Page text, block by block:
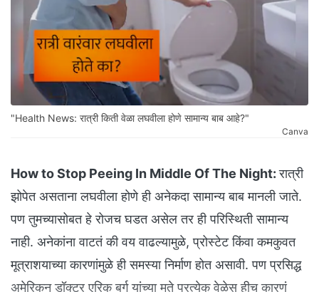
"Health News: रात्री किती वेळा लघवीला होणे सामान्य बाब आहे?"
Canva
How to Stop Peeing In Middle Of The Night:रात्री
झोपेत असताना लघवीला होणे ही अनेकदा सामान्य बाब मानली जाते.
पण तुमच्यासोबत हे रोजच घडत असेल तर ही परिस्थिती सामान्य
नाही. अनेकांना वाटतं की वय वाढल्यामुळे, प्रोस्टेट किंवा कमकुवत
मूत्राशयाच्या कारणांमुळे ही समस्या निर्माण होत असावी. पण प्रसिद्ध
अमेरिकन डॉक्टर एरिक बर्ग यांच्या मते प्रत्येक वेळेस हीच कारणं